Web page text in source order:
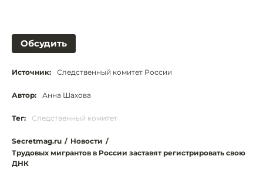
Обсудить
Источник: Следственный комитет России
Автор: Анна Шахова
Тег: Следственный комитет
Secretmag.ru / Новости /
Трудовых мигрантов в России заставят регистрировать свою
ДНК